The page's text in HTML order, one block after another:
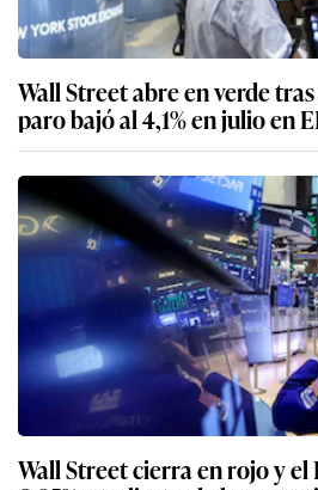
Wall Street abre en verde
paro bajó al 4,1% en julio en
Wall Street cierra en rojo y el